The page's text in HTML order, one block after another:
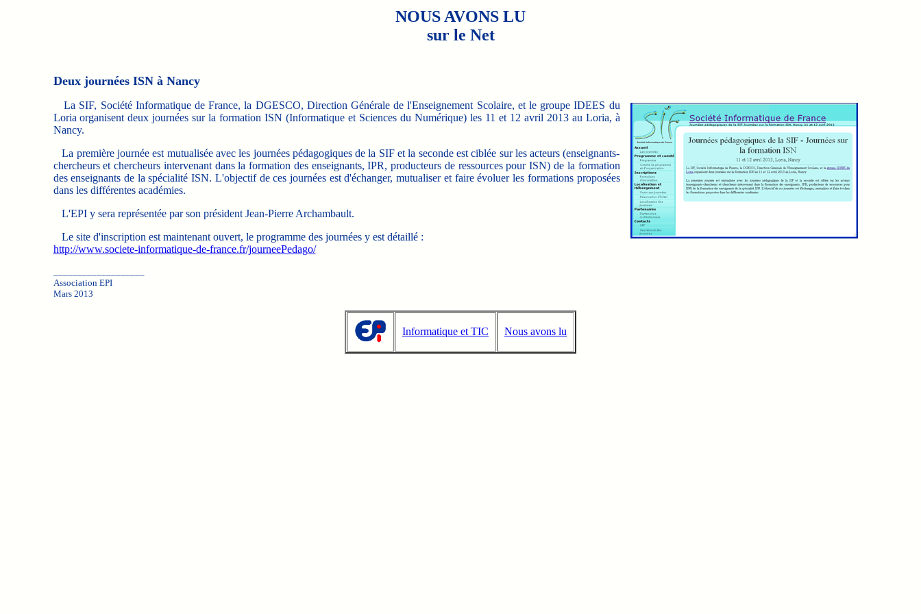
NOUS AVONS LU
sur le Net
Deux journées ISN à Nancy
La SIF, Société Informatique de France, la DGESCO, Direction Générale de l'Enseignement Scolaire, et le groupe IDEES du
Loria organisent deux journées sur la formation ISN (Informatique et Sciences du Numérique) les 11 et 12 avril 2013 au Loria, à
Nancy.
La première journée est mutualisée avec les journées pédagogiques de la SIF et la seconde est ciblée sur les acteurs (enseignants-
chercheurs et chercheurs intervenant dans la formation des enseignants, IPR, producteurs de ressources pour ISN) de la formation
des enseignants de la spécialité ISN. L'objectif de ces journées est d'échanger, mutualiser et faire évoluer les formations proposées
dans les différentes académies.
L'EPI y sera représentée par son président Jean-Pierre Archambault.
Le site d'inscription est maintenant ouvert, le programme des journées y est détaillé :
http://www.societe-informatique-de-france.fr/journeePedago/
Association EPI
Mars 2013
Informatique et TIC Nous avons lu